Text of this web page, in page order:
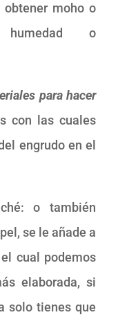
moho o
o
para hacer
con las cuales
engrudo en el
o también
se le añade a
cual podemos
elaborada, si
solo tienes que